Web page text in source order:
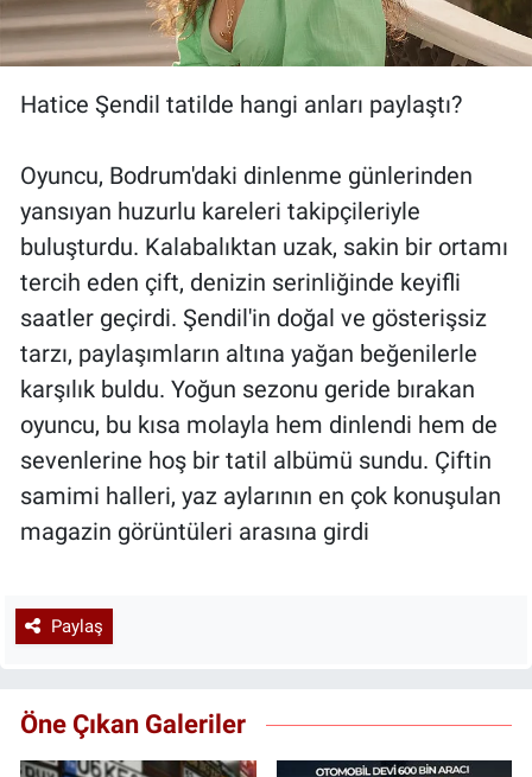
Hatice Şendil tatilde hangi anları paylaştı?
Oyuncu, Bodrum'daki dinlenme günlerinden
yansıyan huzurlu kareleri takipçileriyle
buluşturdu. Kalabalıktan uzak, sakin bir ortamı
tercih eden çift, denizin serinliğinde keyifli
saatler geçirdi. Şendil'in doğal ve gösterişsiz
tarzı, paylaşımların altına yağan beğenilerle
karşılık buldu. Yoğun sezonu geride bırakan
oyuncu, bu kısa molayla hem dinlendi hem de
sevenlerine hoş bir tatil albümü sundu. Çiftin
samimi halleri, yaz aylarının en çok konuşulan
magazin görüntüleri arasına girdi
Paylaş
Öne Çıkan Galeriler